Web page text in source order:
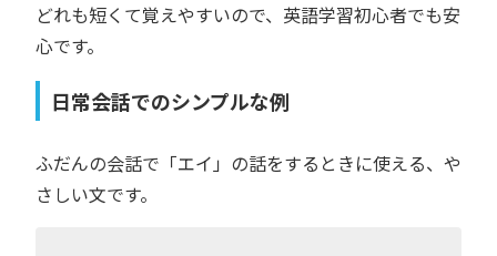
どれも短くて覚えやすいので、英語学習初心者でも安
心です。
日常会話でのシンプルな例
ふだんの会話で「エイ」の話をするときに使える、や
さしい文です。